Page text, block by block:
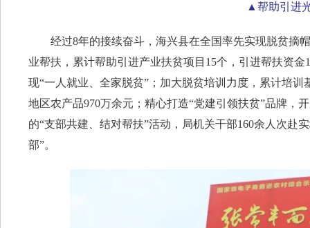
▲帮助引进
经过8年的接续奋斗，海兴县在全国率先实现脱贫摘帽
业帮扶，累计帮助引进产业扶贫项目15个，引进帮扶资
现“一人就业、全家脱贫”；加大脱贫培训力度，累计培
地区农产品970万余元；精心打造“党建引领扶贫”品牌，
的“支部共建、结对帮扶”活动，局机关干部160余人次赴
部”。